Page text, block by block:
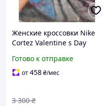
Женские кроссовки Nike
Cortez Valentine s Day
Готово к отправке
от458₴/мес
3 300 ₴